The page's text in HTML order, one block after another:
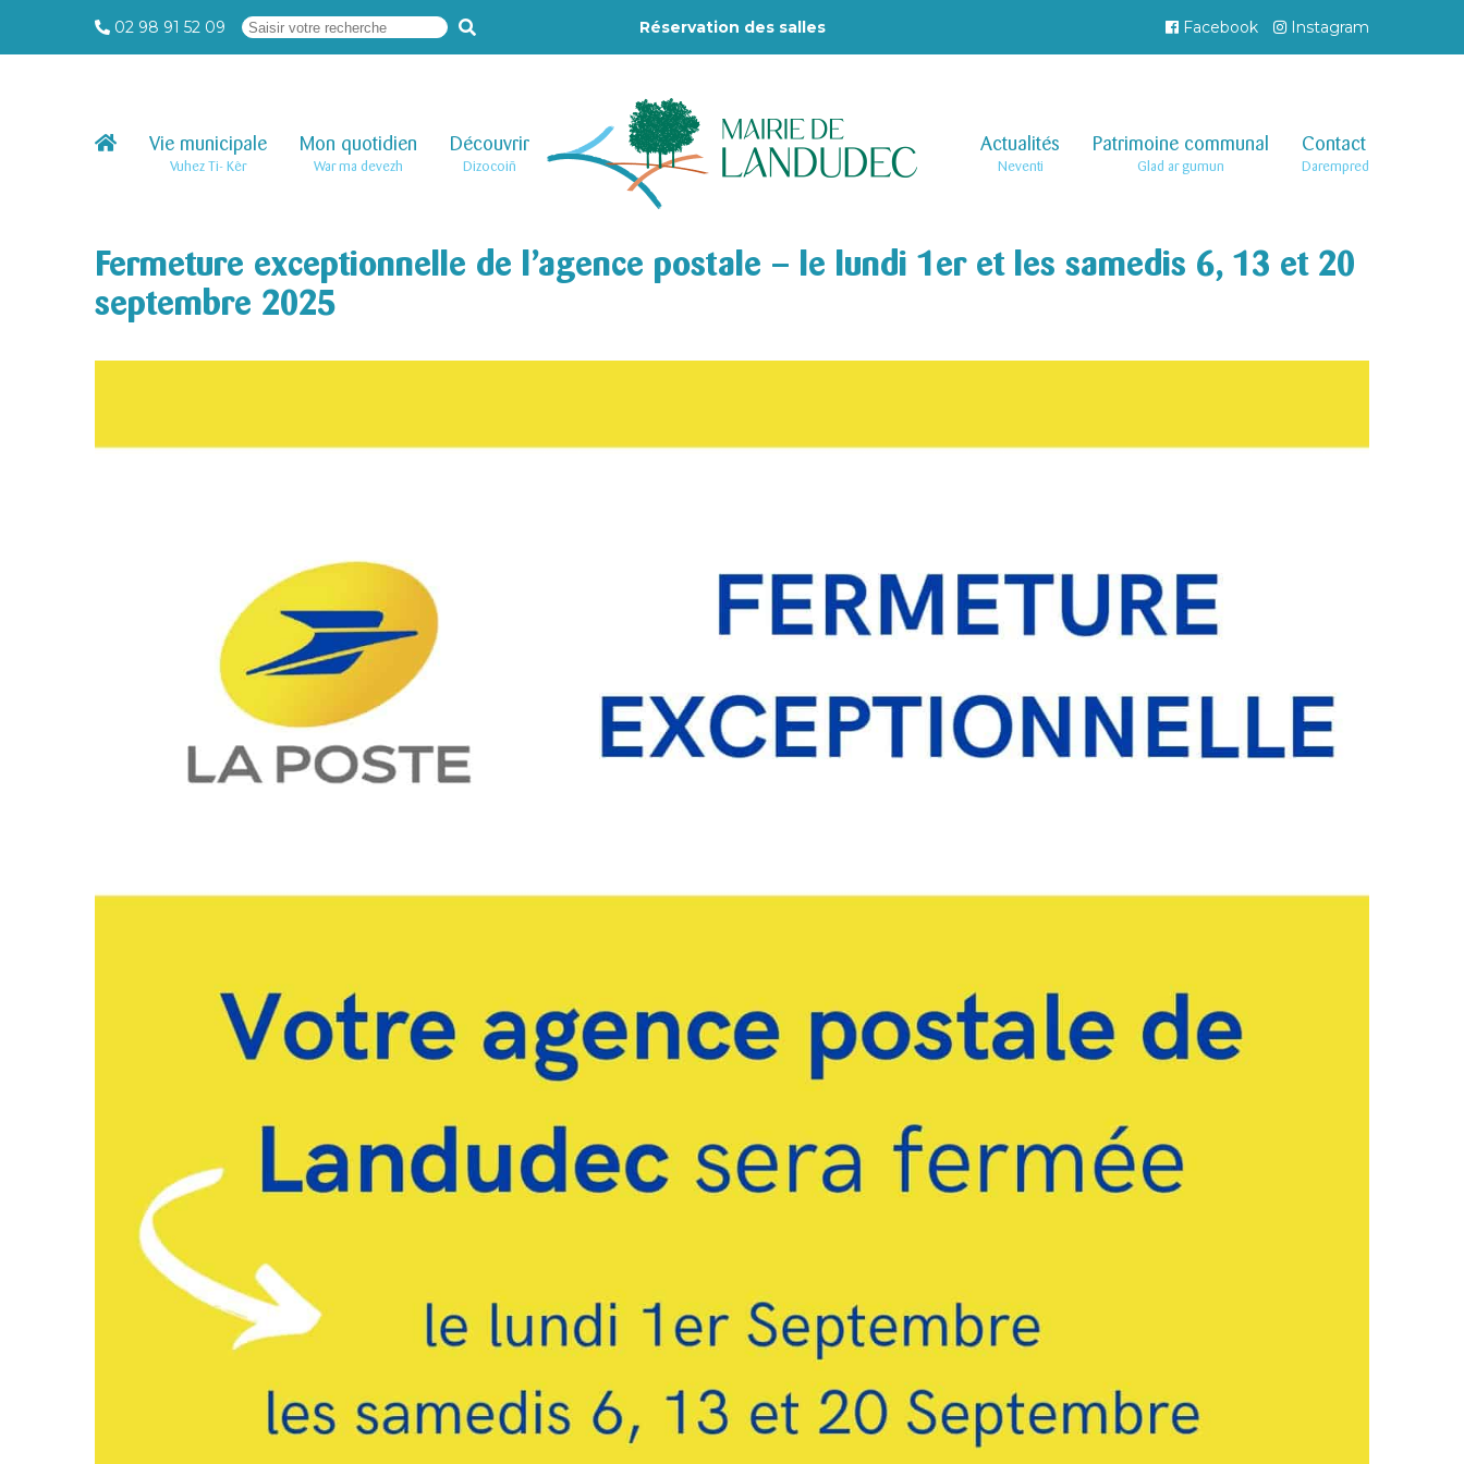
02 98 91 52 09 Réservation des salles Facebook Instagram
Vie municipale
Vuhez Ti- Kêr
Mon quotidien
War ma devezh
Découvrir
Dizocoiñ
Actualités
Neventi
Patrimoine communal
Glad ar gumun
Contact
Darempred
Fermeture exceptionnelle de l’agence postale – le lundi 1er et les samedis 6, 13 et 20
septembre 2025